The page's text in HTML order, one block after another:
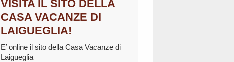
VISITA IL SITO DELLA
CASA VACANZE DI
LAIGUEGLIA!
E’ online il sito della Casa Vacanze di
Laigueglia